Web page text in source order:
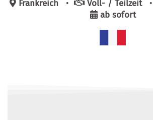
Frank­reich • Voll- / Teil­zeit•
ab sofort